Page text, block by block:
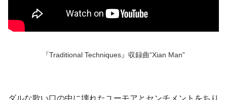
『Traditional Techniques』収録曲“Xian Man”
ダルな歌い口の中に壊れたユーモアとセンチメントをちり